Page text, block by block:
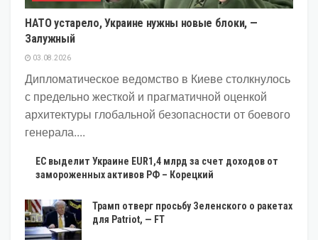
НАТО устарело, Украине нужны новые блоки, —
Залужный
03.08.2026
Дипломатическое ведомство в Киеве столкнулось
с предельно жесткой и прагматичной оценкой
архитектуры глобальной безопасности от боевого
генерала....
ЕС выделит Украине EUR1,4 млрд за счет доходов от
замороженных активов РФ – Корецкий
Трамп отверг просьбу Зеленского о ракетах
для Patriot, — FT